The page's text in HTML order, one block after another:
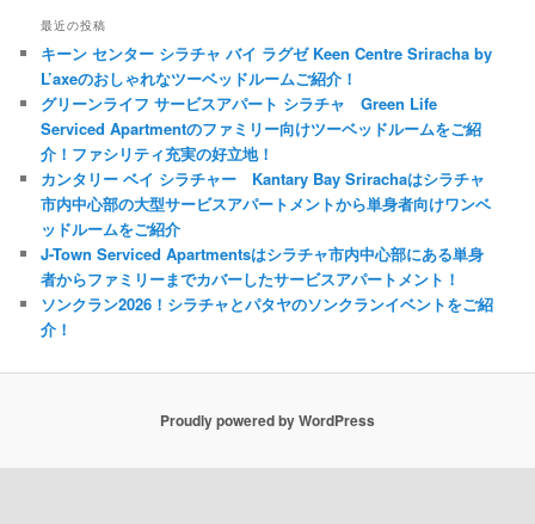
最近の投稿
キーン センター シラチャ バイ ラグゼ Keen Centre Sriracha by
L’axeのおしゃれなツーベッドルームご紹介！
グリーンライフ サービスアパート シラチャ Green Life
Serviced Apartmentのファミリー向けツーベッドルームをご紹
介！ファシリティ充実の好立地！
カンタリー ベイ シラチャー Kantary Bay Srirachaはシラチャ
市内中心部の大型サービスアパートメントから単身者向けワンベ
ッドルームをご紹介
J-Town Serviced Apartmentsはシラチャ市内中心部にある単身
者からファミリーまでカバーしたサービスアパートメント！
ソンクラン2026！シラチャとパタヤのソンクランイベントをご紹
介！
Proudly powered by WordPress